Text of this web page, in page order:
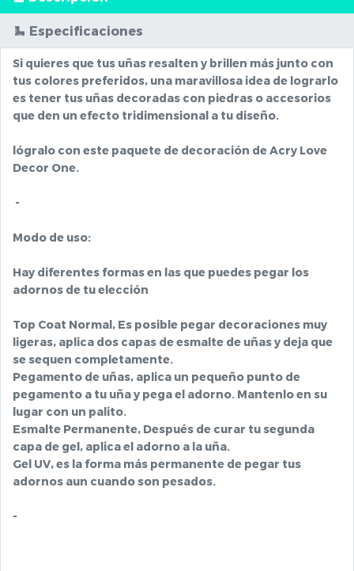
Especificaciones
Si quieres que tus uñas resalten y brillen más junto con
tus colores preferidos, una maravillosa idea de lograrlo
es tener tus uñas decoradas con piedras o accesorios
que den un efecto tridimensional a tu diseño.
lógralo con este paquete de decoración de Acry Love
Decor One.
-
Modo de uso:
Hay diferentes formas en las que puedes pegar los
adornos de tu elección
Top Coat Normal, Es posible pegar decoraciones muy
ligeras, aplica dos capas de esmalte de uñas y deja que
se sequen completamente.
Pegamento de uñas, aplica un pequeño punto de
pegamento a tu uña y pega el adorno. Mantenlo en su
lugar con un palito.
Esmalte Permanente, Después de curar tu segunda
capa de gel, aplica el adorno a la uña.
Gel UV, es la forma más permanente de pegar tus
adornos aun cuando son pesados.
-